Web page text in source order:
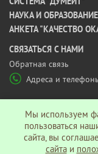
НАУКА И
АНКЕТА "КАЧЕСТВО
CВЯЗАТЬСЯ С НАМИ
Обратная связь
Адреса и
Политика
Мы используем
пользоваться
сайта, вы
сайтаи